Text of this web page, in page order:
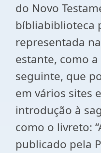
do Novo
bíbliabiblioteca
representada
estante, como
seguinte, que
em vários sites
introdução à
como o livreto:
publicado pela